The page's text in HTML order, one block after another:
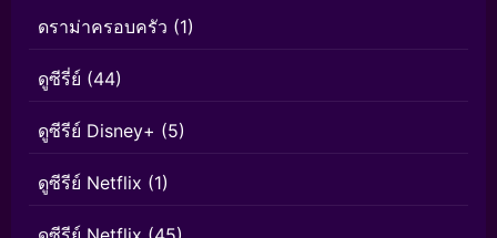
ดราม่าครอบครัว (1)
ดูซีรี่ย์ (44)
ดูซีรีย์ Disney+ (5)
ดูซีรีย์ Netflix (1)